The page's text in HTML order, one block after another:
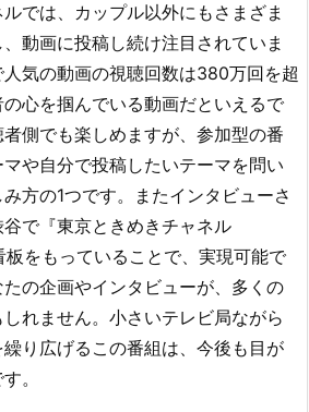
では、カップル以外にもさまざま
動画に投稿し続け注目されていま
気の動画の視聴回数は380万回を超
心を掴んでいる動画だといえるで
側でも楽しめますが、参加型の番
や自分で投稿したいテーマを問い
方の1つです。またインタビューさ
で『東京ときめきチャネル
をもっていることで、実現可能で
の企画やインタビューが、多くの
れません。小さいテレビ局ながら
り広げるこの番組は、今後も目が
。